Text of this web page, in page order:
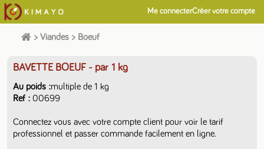
Me connecterCréer votre compte
> Viandes > Boeuf
BAVETTE BOEUF - par 1 kg
Au poids multiple de 1 kg
Ref
00699
Connectez vous avec votre compte client pour voir le tarif
professionnel et passer commande facilement en ligne.